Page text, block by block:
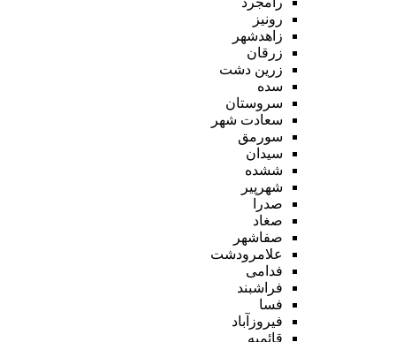
رونیز
زاهدشهر
زرقان
زرین دشت
سده
سروستان
سعادت شهر
سورمق
سیدان
ششده
شهرپیر
صدرا
صغاد
صفاشهر
علامرودشت
فدامی
فراشبند
فسا
فیروزآباد
قائمیه